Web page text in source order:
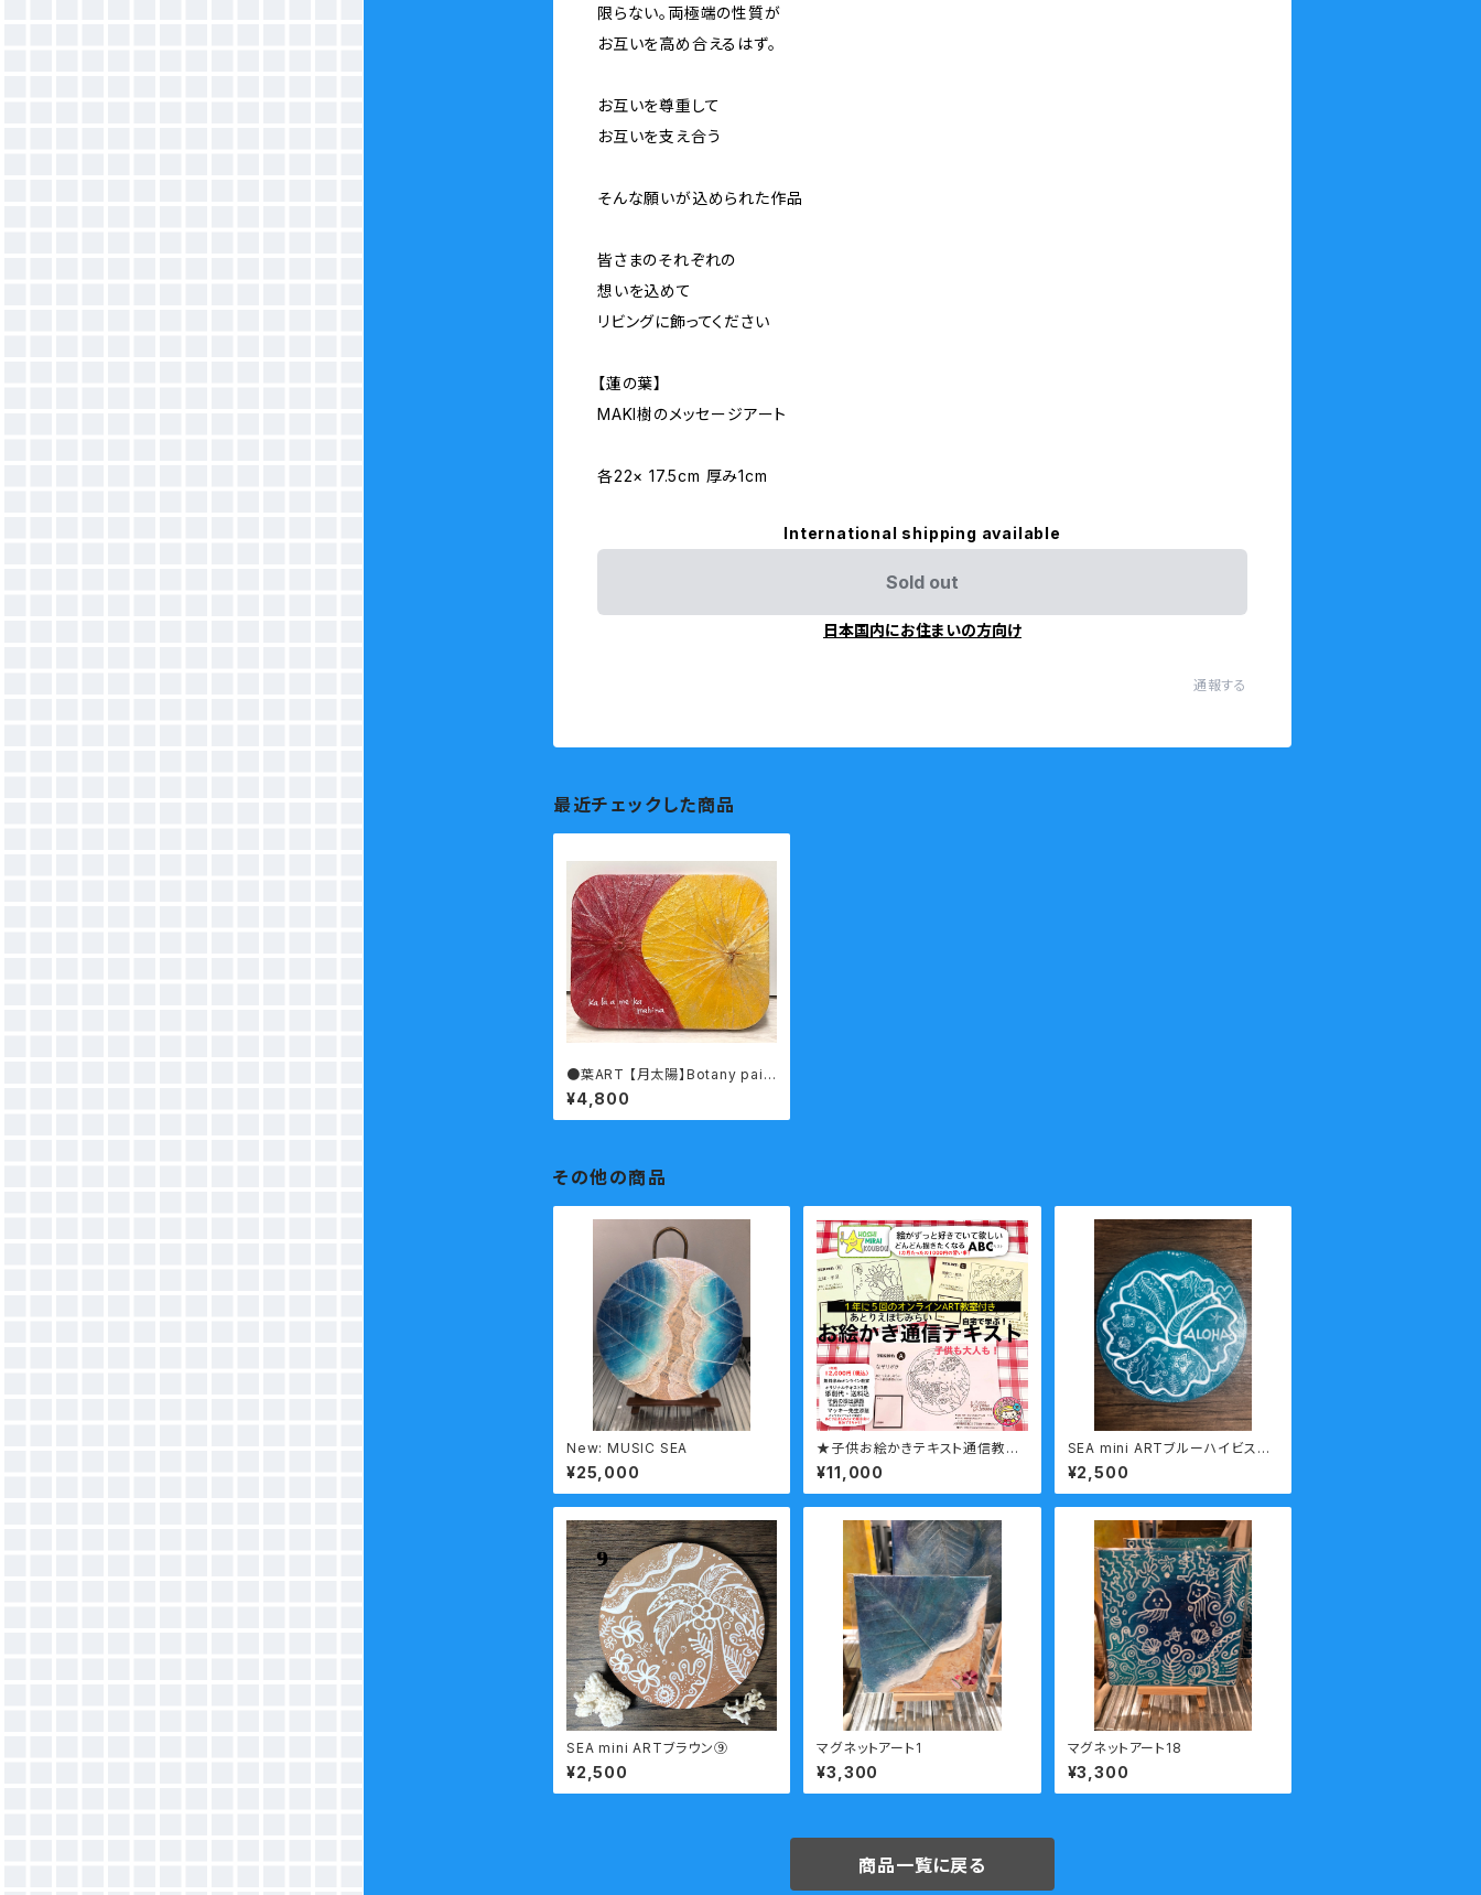
限らない。両極端の性質が
お互いを高め合えるはず。
お互いを尊重して
お互いを支え合う
そんな願いが込められた作品
皆さまのそれぞれの
想いを込めて
リビングに飾ってください
【蓮の葉】
MAKI樹のメッセージアート
各22× 17.5cm 厚み1cm
International shipping available
Sold out
日本国内にお住まいの方向け
通報する
最近チェックした商品
●葉ART 【月太陽】Botany pain
ting
¥4,800
その他の商品
New: MUSIC SEA
¥25,000
★子供お絵かきテキスト通信教室
のテキスト教材＋ご入会のページ
¥11,000
SEA mini ARTブルーハイビスカ
ス
¥2,500
SEA mini ARTブラウン⑨
¥2,500
マグネットアート1
¥3,300
マグネットアート18
¥3,300
商品一覧に戻る